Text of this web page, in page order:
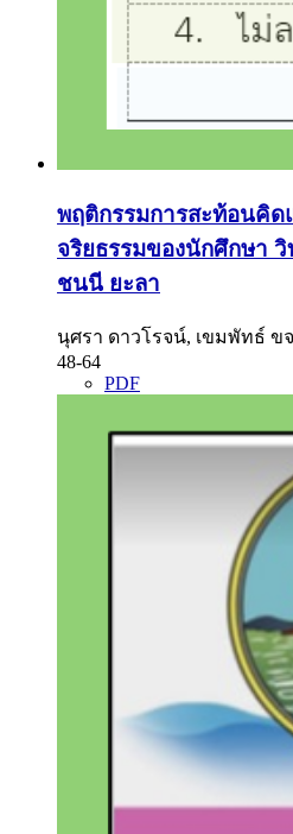
พฤติกรรมการสะท้อนคิด
จริยธรรมของนักศึกษา
ชนนี ยะลา
นุศรา ดาวโรจน์, เขมพัทธ์ ข
48-64
PDF